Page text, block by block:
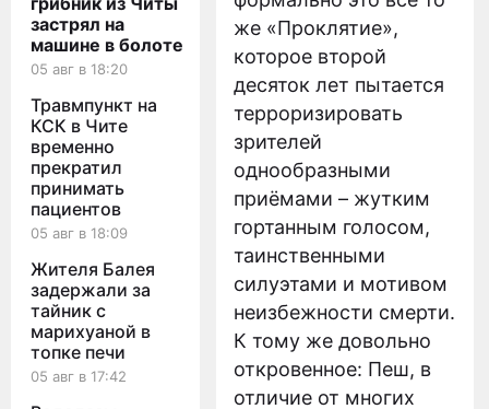
застрял на
машине в болоте
05 авг в 18:20
Травмпункт на
КСК в Чите
временно
прекратил
принимать
пациентов
05 авг в 18:09
Жителя Балея
задержали за
тайник с
марихуаной в
топке печи
05 авг в 17:42
же «Проклятие»,
которое второй
десяток лет пытается
терроризировать
зрителей
однообразными
приёмами – жутким
гортанным голосом,
таинственными
силуэтами и мотивом
неизбежности смерти.
К тому же довольно
откровенное: Пеш, в
отличие от многих